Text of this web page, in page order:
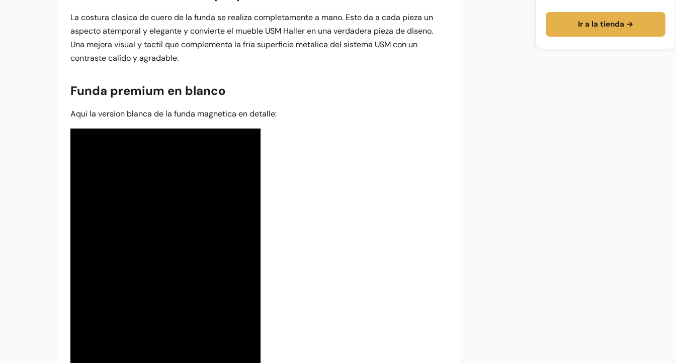
La costura clasica de cuero de la funda se realiza completamente a mano. Esto da a cada pieza un
aspecto atemporal y elegante y convierte el mueble USM Haller en una verdadera pieza de diseno.
Una mejora visual y tactil que complementa la fria superficie metalica del sistema USM con un
contraste calido y agradable.
Funda premium en blanco
Aqui la version blanca de la funda magnetica en detalle:
Ir a la tienda →